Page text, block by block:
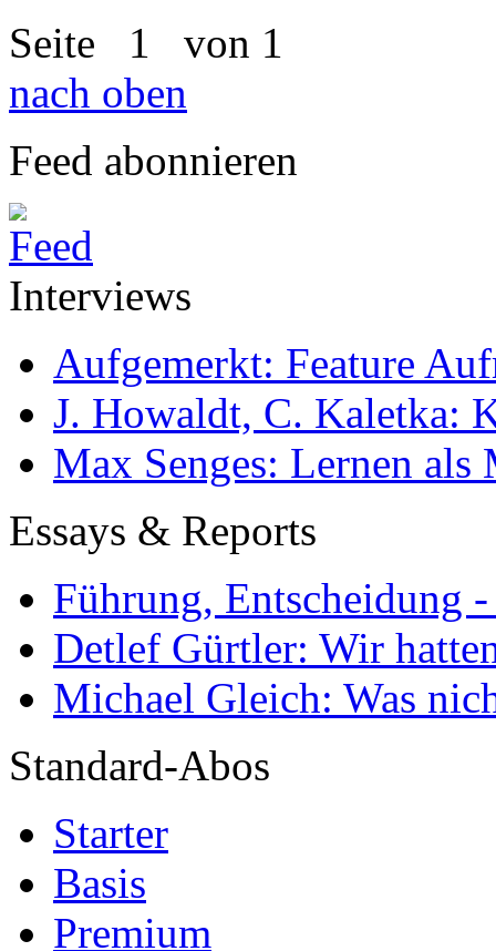
Seite 1 von 1
nach oben
Feed abonnieren
Interviews
Aufgemerkt: Feature
J. Howaldt, C. Kaletka:
Max Senges: Lernen als
Essays & Reports
Führung, Entscheidung
Detlef Gürtler: Wir
Michael Gleich: Was
Standard-Abos
Starter
Basis
Premium